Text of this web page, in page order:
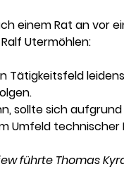
einem Rat an vor
Utermöhlen:
Tätigkeitsfeld
sollte sich
Umfeld technischer
führte Thomas